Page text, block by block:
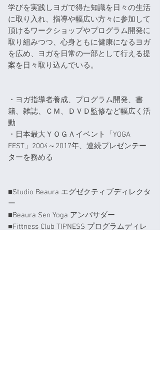
学びを実践しヨガで得た知識を日々の生活
に取り入れ、指導や幅広い方々に参加して
頂けるワークショップやプログラム開発に
取り組みつつ、心身ともに健康になるヨガ
を広め、ヨガを日常の一部として行える提
案を日々取り込んでいる。
・ヨガ指導者養成、プログラム開発、書
籍、雑誌、ＣＭ、ＤＶＤ監修など幅広く活
動
・日本最大ＹＯＧＡイベント「YOGA
FEST」2004～2017年、連続プレゼンテー
ターを務める
■Studio Beaura エグゼクティブディレクタ
ー
■Beaura Sen Yoga アンバサダー
■Fittness Club TIPNESS プログラムディレ